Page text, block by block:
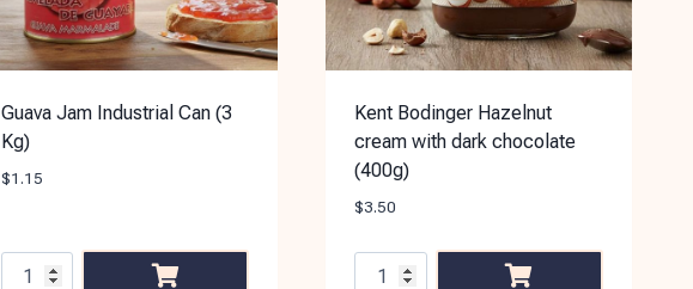
Guava Jam Industrial Can (3
Kg)
$1.15
Kent Bodinger Hazelnut
cream with dark chocolate
(400g)
$3.50